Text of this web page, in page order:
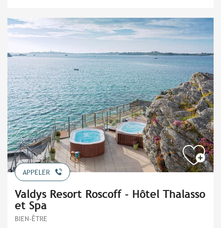
APPELER
Valdys Resort Roscoff - Hôtel Thalasso
et Spa
BIEN-ÊTRE